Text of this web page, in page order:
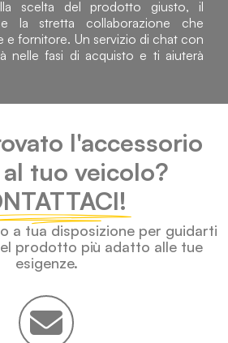
scelta del prodotto giusto, il
la stretta collaborazione che
e fornitore. Un servizio di chat con
nelle fasi di acquisto e ti aiuterà
l'accessorio
tuo veicolo?
a tua disposizione per guidarti
prodotto più adatto alle tue
esigenze.